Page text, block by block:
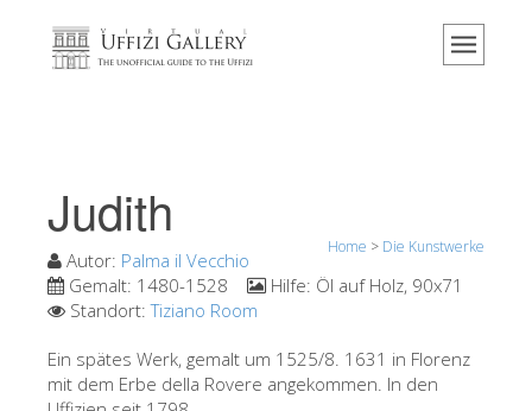
Home
Besucher Bewertungen
Kontakt
Jetzt buchen
Judith
Home > Die Kunstwerke
Autor: Palma il Vecchio
Gemalt: 1480-1528 Hilfe: Öl auf Holz, 90x71
Standort:Tiziano Room
Ein spätes Werk, gemalt um 1525/8. 1631 in Florenz
mit dem Erbe della Rovere angekommen. In den